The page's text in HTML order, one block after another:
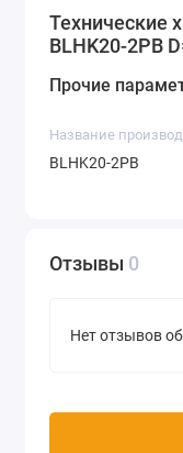
Технические
BLHK20-2PB
Прочие
Название
BLHK20-2PB
Отзывы 0
Нет отзывов